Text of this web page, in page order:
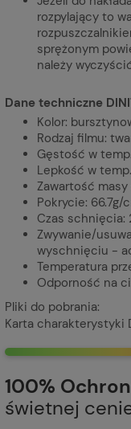
rozpylający to
sprężonym
należy
Dane techniczne
Kolor:
Rodzaj filmu:
Gęstość w
Lepkość w
Zawartość masy
Pokrycie: 66.7g/
Czas schnięcia:
Zwywanie/
wyschnięciu -
Temperatura
Odporność na
Pliki do pobrania:
Karta charakterystyki
100%
świetnej